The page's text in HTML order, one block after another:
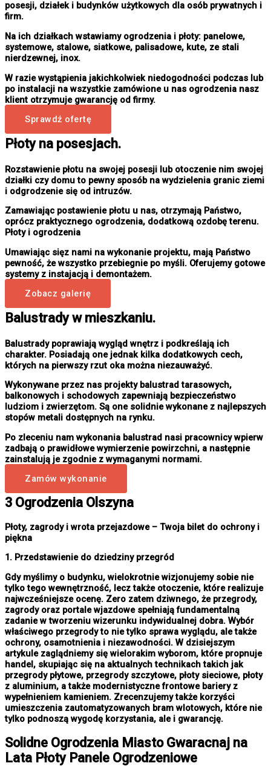
posesji, działek i budynków użytkowych dla osób prywatnych i
firm.
Na ich działkach wstawiamy ogrodzenia i płoty: panelowe,
systemowe, stalowe, siatkowe, palisadowe, kute, ze stali
nierdzewnej, inox.
W razie wystąpienia jakichkolwiek niedogodności podczas lub
po instalacji na wszystkie zamówione u nas ogrodzenia nasz
klient otrzymuje gwarancję od firmy.
Sprawdź ofertę
Płoty na posesjach.
Rozstawienie płotu na swojej posesji lub otoczenie nim swojej
działki czy domu to pewny sposób na wydzielenia granic ziemi
i odgrodzenie się od intruzów.
Zamawiając postawienie płotu u nas, otrzymają Państwo,
oprócz praktycznego ogrodzenia, dodatkową ozdobę terenu.
Płoty i ogrodzenia
Umawiając sięz nami na wykonanie projektu, mają Państwo
pewność, że wszystko przebiegnie po myśli. Oferujemy gotowe
systemy z instajacją i demontażem.
Zobacz galerię
Balustrady w mieszkaniu.
Balustrady poprawiają wygląd wnętrz i podkreślają ich
charakter. Posiadają one jednak kilka dodatkowych cech,
których na pierwszy rzut oka można niezauważyć.
Wykonywane przez nas projekty balustrad tarasowych,
balkonowych i schodowych zapewniają bezpieczeństwo
ludziom i zwierzętom. Są one solidnie wykonane z najlepszych
stopów metali dostępnych na rynku.
Po zleceniu nam wykonania balustrad nasi pracownicy wpierw
zadbają o prawidłowe wymierzenie powirzchni, a następnie
zainstalują je zgodnie z wymaganymi normami.
Zamów wykonanie
3 Ogrodzenia Olszyna
Płoty, zagrody i wrota przejazdowe – Twoja bilet do ochrony i
piękna
1. Przedstawienie do dziedziny przegród
Gdy myślimy o budynku, wielokrotnie wizjonujemy sobie nie
tylko tego wewnętrzność, lecz także otoczenie, które realizuje
najwcześniejsze ocenę. Zero zatem dziwnego, że przegrody,
zagrody oraz portale wjazdowe spełniają fundamentalną
zadanie w tworzeniu wizerunku indywidualnej dobra. Wybór
właściwego przegrody to nie tylko sprawa wyglądu, ale także
ochrony, osamotnienia i niezawodności. W dzisiejszym
artykule zaglądniemy się wielorakim wyborom, które propnuje
handel, skupiając się na aktualnych technikach takich jak
przegrody płytowe, przegrody szczytowe, płoty sieciowe, płoty
z aluminium, a także modernistyczne frontowe bariery z
wypełnieniem kamieniem. Zrecenzujemy także korzyści
umieszczenia zautomatyzowanych bram wlotowych, które nie
tylko podnoszą wygodę korzystania, ale i gwarancję.
Solidne Ogrodzenia MiastoGwaracnaj na
Lata Płoty Panele Ogrodzeniowe